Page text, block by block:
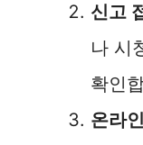
신고
나 시
확인
온라